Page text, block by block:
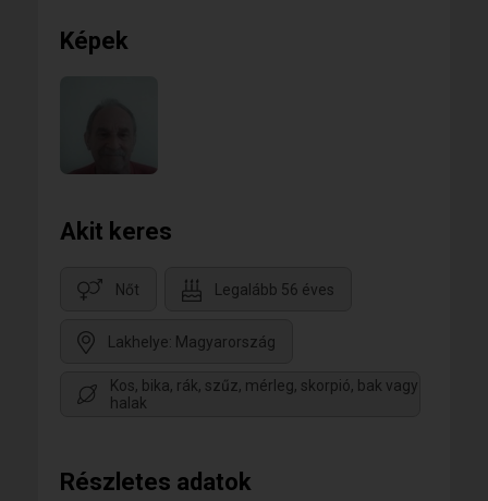
Képek
Akit keres
Nőt Legalább 56 éves
Lakhelye: Magyarország
Kos, bika, rák, szűz, mérleg, skorpió, bak vagy
halak
Részletes adatok